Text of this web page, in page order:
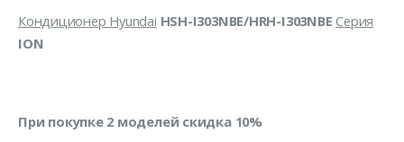
Кондиционер Hyundai HSH-I303NBE/HRH-I303NBECерия
ION
При покупке 2 моделей скидка 10%